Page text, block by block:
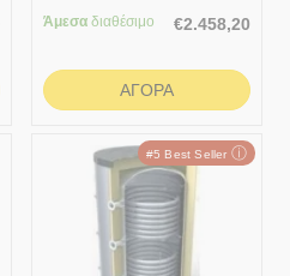
Άμεσα διαθέσιμο €2.458,20
ΑΓΟΡΆ
#5 Best Seller ⓘ